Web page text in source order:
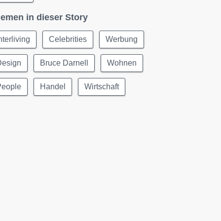
in dieser Story
Celebrities Werbung
Bruce Darnell Wohnen
Handel Wirtschaft